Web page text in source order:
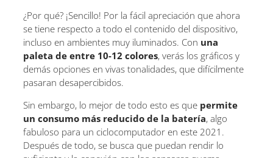
¿Por qué? ¡Sencillo! Por la fácil apreciación que ahora
se tiene respecto a todo el contenido del dispositivo,
incluso en ambientes muy iluminados. Con una
paleta de entre 10-12 colores, verás los gráficos y
demás opciones en vivas tonalidades, que difícilmente
pasaran desapercibidos.
Sin embargo, lo mejor de todo esto es que permite
un consumo más reducido de la batería, algo
fabuloso para un ciclocomputador en este 2021.
Después de todo, se busca que puedan rendir lo